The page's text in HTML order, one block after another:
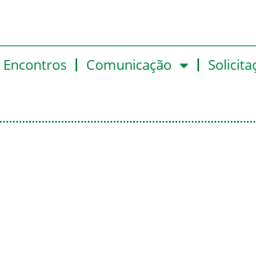
Encontros Comunicação